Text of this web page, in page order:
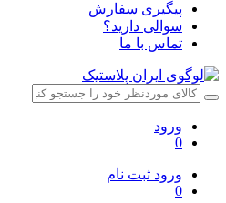
پیگیری سفارش
سوالی دارید؟
تماس با ما
ورود
0
ورود ثبت نام
0